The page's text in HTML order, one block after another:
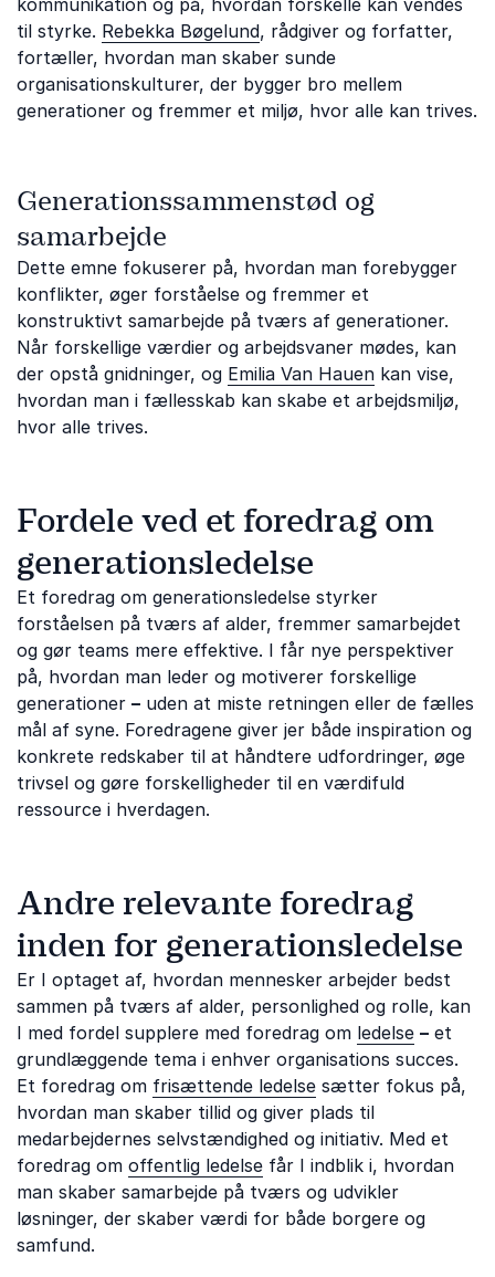
kommunikation og på, hvordan forskelle kan vendes
til styrke. Rebekka Bøgelund, rådgiver og forfatter,
fortæller, hvordan man skaber sunde
organisationskulturer, der bygger bro mellem
generationer og fremmer et miljø, hvor alle kan trives.
Generationssammenstød og
samarbejde
Dette emne fokuserer på, hvordan man forebygger
konflikter, øger forståelse og fremmer et
konstruktivt samarbejde på tværs af generationer.
Når forskellige værdier og arbejdsvaner mødes, kan
der opstå gnidninger, og Emilia Van Hauen kan vise,
hvordan man i fællesskab kan skabe et arbejdsmiljø,
hvor alle trives.
Fordele ved et foredrag om
generationsledelse
Et foredrag om generationsledelse styrker
forståelsen på tværs af alder, fremmer samarbejdet
og gør teams mere effektive. I får nye perspektiver
på, hvordan man leder og motiverer forskellige
generationer – uden at miste retningen eller de fælles
mål af syne. Foredragene giver jer både inspiration og
konkrete redskaber til at håndtere udfordringer, øge
trivsel og gøre forskelligheder til en værdifuld
ressource i hverdagen.
Andre relevante foredrag
inden for generationsledelse
Er I optaget af, hvordan mennesker arbejder bedst
sammen på tværs af alder, personlighed og rolle, kan
I med fordel supplere med foredrag om ledelse – et
grundlæggende tema i enhver organisations succes.
Et foredrag om frisættende ledelse sætter fokus på,
hvordan man skaber tillid og giver plads til
medarbejdernes selvstændighed og initiativ. Med et
foredrag om offentlig ledelse får I indblik i, hvordan
man skaber samarbejde på tværs og udvikler
løsninger, der skaber værdi for både borgere og
samfund.